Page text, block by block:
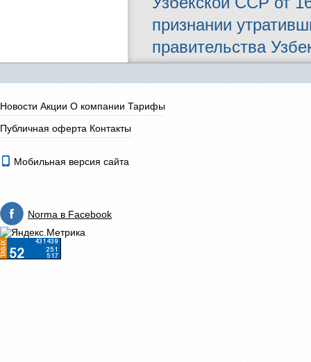
признании
правительства
Новости Акции О компании Тарифы
Публичная оферта Контакты
Мобильная версия сайта
Norma в Facebook